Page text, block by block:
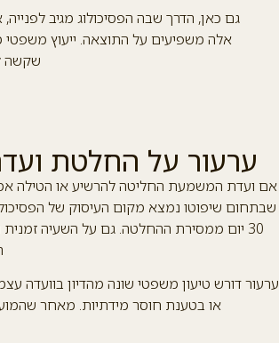
גם כאן, הדרך שבה הפסיכולוג מגיב
אלה משפיעים על התוצאה. ייעוץ משפטי
שקשה
ערעור על החלטת
אם ועדת המשמעת החליטה להרשיע או הטילה
שבתחום שיפוטו נמצא מקום העיסוק של
ערעור דורש טיעון משפטי שונה מהדיון בוועדה
או בטענת חוסר מידתיות. מאחר